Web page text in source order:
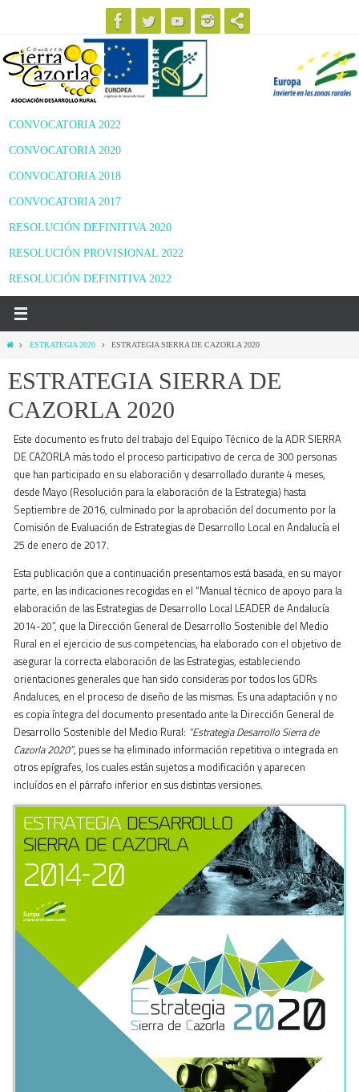
contenido
CONVOCATORIA 2022
CONVOCATORIA 2020
CONVOCATORIA 2018
CONVOCATORIA 2017
RESOLUCIÓN DEFINITIVA 2020
RESOLUCIÓN PROVISIONAL 2022
RESOLUCIÓN DEFINITIVA 2022
InicioESTRATEGIA 2020 ESTRATEGIA SIERRA DE CAZORLA 2020
ESTRATEGIA SIERRA DE
CAZORLA 2020
Este documento es fruto del trabajo del Equipo Técnico de la ADR SIERRA
DE CAZORLA más todo el proceso participativo de cerca de 300 personas
que han participado en su elaboración y desarrollado durante 4 meses,
desde Mayo (Resolución para la elaboración de la Estrategia) hasta
Septiembre de 2016, culminado por la aprobación del documento por la
Comisión de Evaluación de Estrategias de Desarrollo Local en Andalucía el
25 de enero de 2017.
Esta publicación que a continuación presentamos está basada, en su mayor
parte, en las indicaciones recogidas en el “Manual técnico de apoyo para la
elaboración de las Estrategias de Desarrollo Local LEADER de Andalucía
2014-20”, que la Dirección General de Desarrollo Sostenible del Medio
Rural en el ejercicio de sus competencias, ha elaborado con el objetivo de
asegurar la correcta elaboración de las Estrategias, estableciendo
orientaciones generales que han sido consideras por todos los GDRs
Andaluces, en el proceso de diseño de las mismas. Es una adaptación y no
es copia íntegra del documento presentado ante la Dirección General de
Desarrollo Sostenible del Medio Rural: “Estrategia Desarrollo Sierra de
Cazorla 2020”, pues se ha eliminado información repetitiva o integrada en
otros epígrafes, los cuales están sujetos a modificación y aparecen
incluídos en el párrafo inferior en sus distintas versiones.